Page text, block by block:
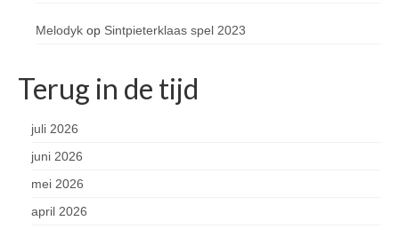
Melodyk op Sintpieterklaas spel 2023
Terug in de tijd
juli 2026
juni 2026
mei 2026
april 2026